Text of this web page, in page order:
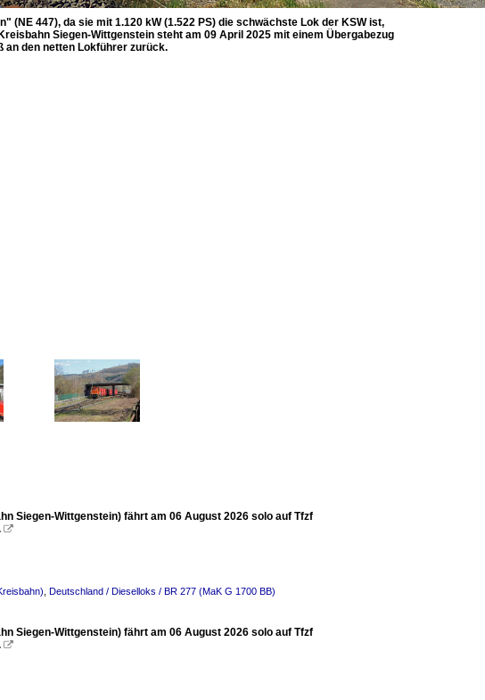
447), da sie mit 1.120 kW (1.522 PS) die schwächste Lok der KSW ist,
Siegen-Wittgenstein steht am 09 April 2025 mit einem Übergabezug
an den netten Lokführer zurück.
Siegen-Wittgenstein) fährt am 06 August 2026 solo auf Tfzf

Deutschland / Dieselloks / BR 277 (MaK G 1700 BB)
Siegen-Wittgenstein) fährt am 06 August 2026 solo auf Tfzf
